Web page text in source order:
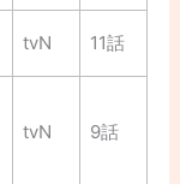
tvN 11話
tvN 9話